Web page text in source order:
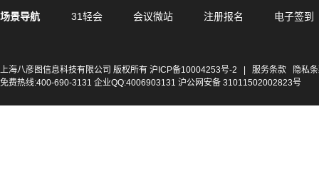
场景导航 31轻会 会议微站 注册报名 电子签到
上海八彦图信息科技有限公司 版权所有 沪ICP备10004253号-2 服务条款
隐私
免费热线:400-690-3131 企业QQ:4006903131 沪公网安备 31011502002823号